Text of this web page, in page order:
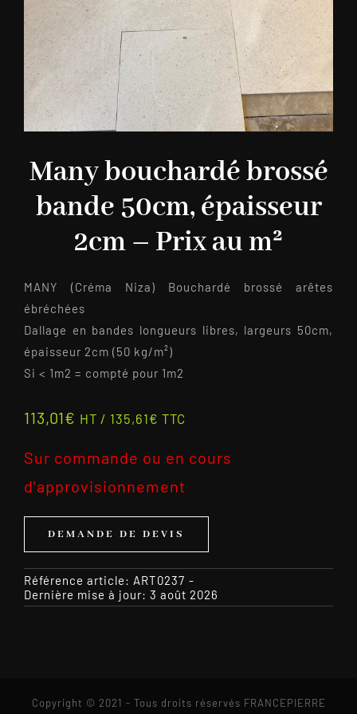
Many bouchardé brossé
bande 50cm, épaisseur
2cm – Prix au m²
MANY (Créma Niza) Bouchardé brossé arêtes
ébréchées
Dallage en bandes longueurs libres, largeurs 50cm,
épaisseur 2cm (50 kg/m²)
Si < 1m2 = compté pour 1m2
113,01€ HT / 135,61€ TTC
Sur commande ou en cours
d'approvisionnement
DEMANDE DE DEVIS
Référence article: ART0237 -
Dernière mise à jour: 3 août 2026
Copyright © 2021 - Tous droits réservés FRANCEPIERRE